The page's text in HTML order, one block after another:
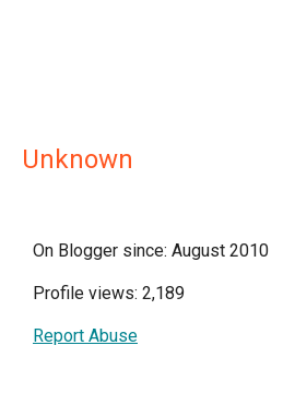
Unknown
On Blogger since: August 2010
Profile views: 2,189
Report Abuse